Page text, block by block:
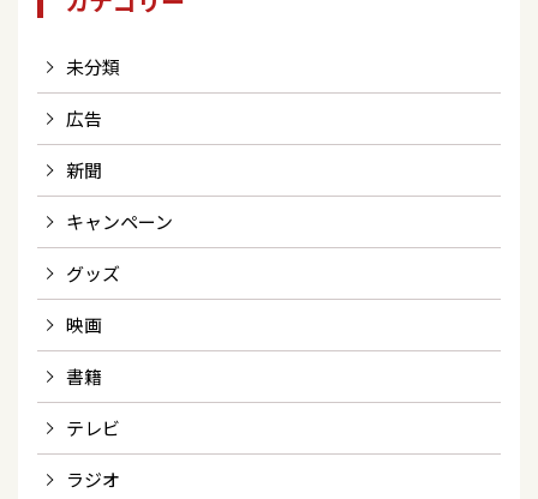
未分類
広告
新聞
キャンペーン
グッズ
映画
書籍
テレビ
ラジオ